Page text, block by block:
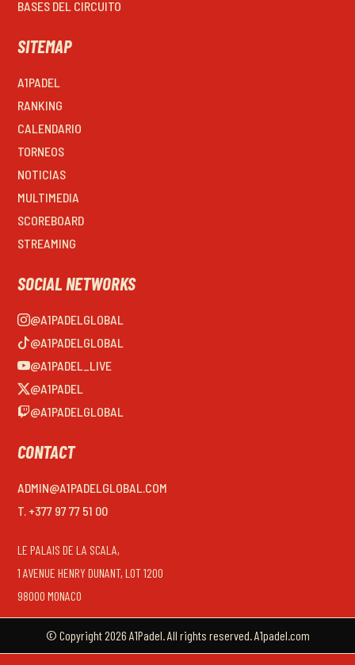
BASES DEL CIRCUITO
SITEMAP
A1PADEL
RANKING
CALENDARIO
TORNEOS
NOTICIAS
MULTIMEDIA
SCOREBOARD
STREAMING
SOCIAL NETWORKS
@A1PADELGLOBAL
@A1PADELGLOBAL
@A1PADEL_LIVE
@A1PADEL
@A1PADELGLOBAL
CONTACT
ADMIN@A1PADELGLOBAL.COM
T. +377 97 77 51 00
LE PALAIS DE LA SCALA,
1 AVENUE HENRY DUNANT, LOT 1200
98000 MONACO
© Copyright 2026 A1Padel. All rights reserved. A1padel.com